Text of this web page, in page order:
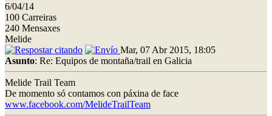
6/04/14
100 Carreiras
240 Mensaxes
Melide
Mar, 07 Abr 2015, 18:05
Asunto: Re: Equipos de montaña/trail en Galicia
Melide Trail Team
De momento só contamos con páxina de face
www.facebook.com/MelideTrailTeam